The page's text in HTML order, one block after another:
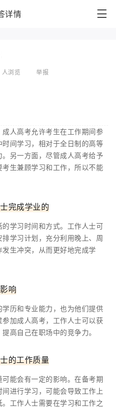
详情
浏览
举报
人高考允许考生在工作期间参
间学习，相对于全日制的高等
另一方面，尽管成人高考给予
生兼顾学习和工作，所以不能
完成学业的
学习时间和方式。工作人士可
学习计划，充分利用晚上、周
生冲突，从而更好地完成学
响
历和专业能力，也为他们提供
加成人高考，工作人士可以获
高自己在职场中的竞争力。
的工作质量
能会有一定的影响。在备考期
进行学习，可能会导致工作上
工作人士需要在学习和工作之